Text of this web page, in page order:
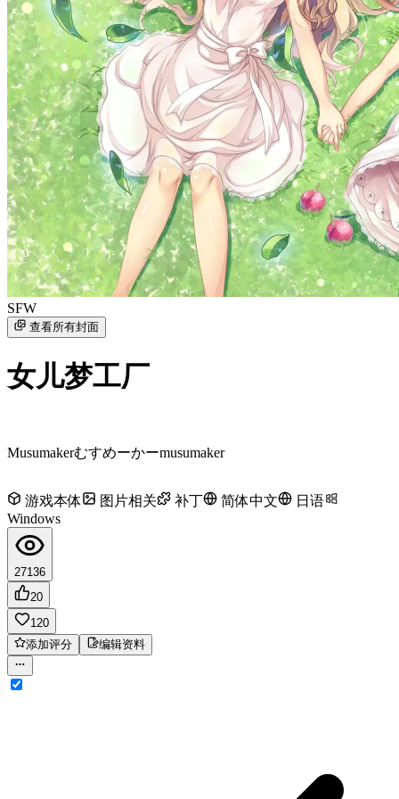
SFW
查看所有封面
女儿梦工厂
Musumakerむすめーかーmusumaker
游戏本体 图片相关 补丁 简体中文
日语
Windows
27136
20
120
添加评分
编辑资料